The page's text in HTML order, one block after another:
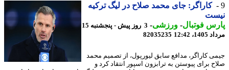
کاراگر: جای محمد صلاح در لیگ ترکیه
فوتبال-ورزشی-
3 روز پیش - پنجشنبه 15
12:42
82035235
کاراگر، مدافع سابق لیورپول، از تصمیم محمد
برای پیوستن به ترابزون اسپور انتقاد کرد و